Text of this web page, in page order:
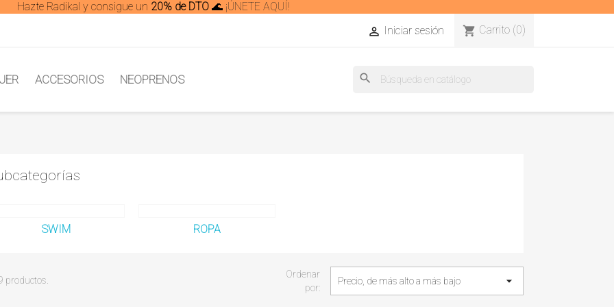
Hazte Radikal y consigue un 20% de DTO 🌊 ¡ÚNETE AQUÍ!
 Iniciar sesión shopping_cart Carrito (0)
ACCESORIOS NEOPRENOS search
SWIM ROPA
productos.
Ordenar
por:
Precio, de más alto a más bajo 